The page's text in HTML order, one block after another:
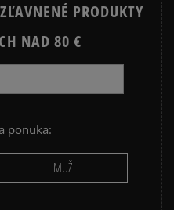
PRODUKTY
NAD 80 €
ponuka:
MUŽ